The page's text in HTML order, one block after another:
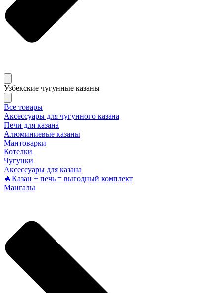
Узбекские чугунные казаны
Все товары
Аксессуары для чугунного казана
Печи для казана
Алюминиевые казаны
Мантоварки
Котелки
Чугунки
Аксессуары для казана
🔥Казан + печь = выгодный комплект
Мангалы